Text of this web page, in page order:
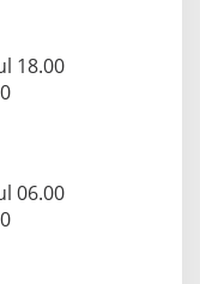
18.00
06.00